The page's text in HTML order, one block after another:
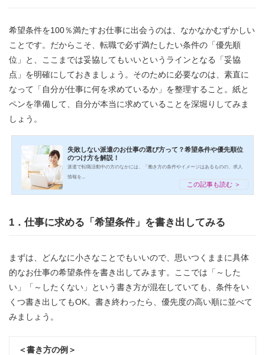
希望条件を100％満たすお仕事に出会うのは、なかなかむずかしい
ことです。だからこそ、転職で必ず満たしたい条件の「優先順
位」と、ここまでは妥協してもいいというラインとなる「妥協
点」を明確にしておきましょう。そのために必要なのは、素直に
なって「自分が仕事に何を求めているか」を整理すること。紙と
ペンを準備して、自分が本当に求めていることを深堀りしてみま
しょう。
失敗しない派遣のお仕事の選び方って？希望条件や優先順位
のつけ方を解説！
派遣で転職活動中の方のなかには、「働き方の条件やイメージはあるものの、求人
情報を...
この記事も読む ＞
1．仕事に求める「希望条件」を書き出してみる
まずは、どんなに小さなことでもいいので、思いつくままに具体
的なお仕事の希望条件を書き出してみます。ここでは「～した
い」「～したくない」という書き方が混在していても、条件をい
くつ書き出してもOK。書き終わったら、優先度の高い順に並べて
みましょう。
＜書き方の例＞